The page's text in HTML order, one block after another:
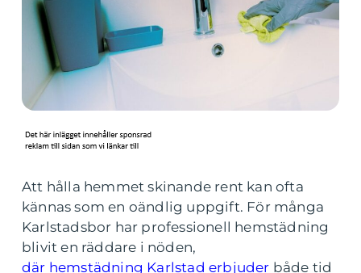
Att hålla hemmet skinande rent kan ofta
kännas som en oändlig uppgift. För många
Karlstadsbor har professionell hemstädning
blivit en räddare i nöden,
där hemstädning Karlstad erbjuder både tid